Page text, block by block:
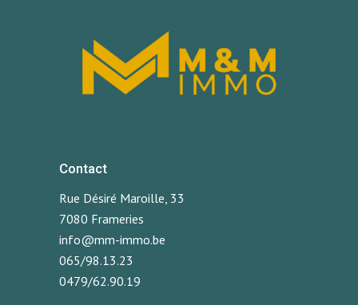
Contact
Rue Désiré Maroille, 33
7080 Frameries
info@mm-immo.be
065/98.13.23
0479/62.90.19